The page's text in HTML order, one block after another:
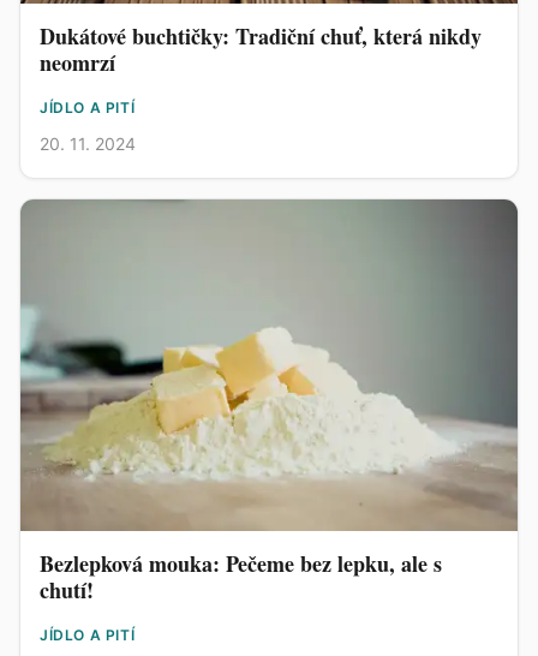
Dukátové buchtičky: Tradiční chuť, která nikdy
neomrzí
JÍDLO A PITÍ
20. 11. 2024
Bezlepková mouka: Pečeme bez lepku, ale s
chutí!
JÍDLO A PITÍ